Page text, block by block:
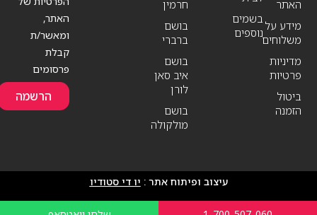
האתר
מידע על
משלוחים
מדיניות
פרטיות
ביטול
הזמנה
בשמים
נוספים
חרמין
בושם
ברברי
בושם
איב סאן
לורן
בושם
מולקולה
האתר,
ומאשר/ת
קבלת
פרסומים
הרשמה
עיצוב ופיתוח אתר : יו די סטודיו